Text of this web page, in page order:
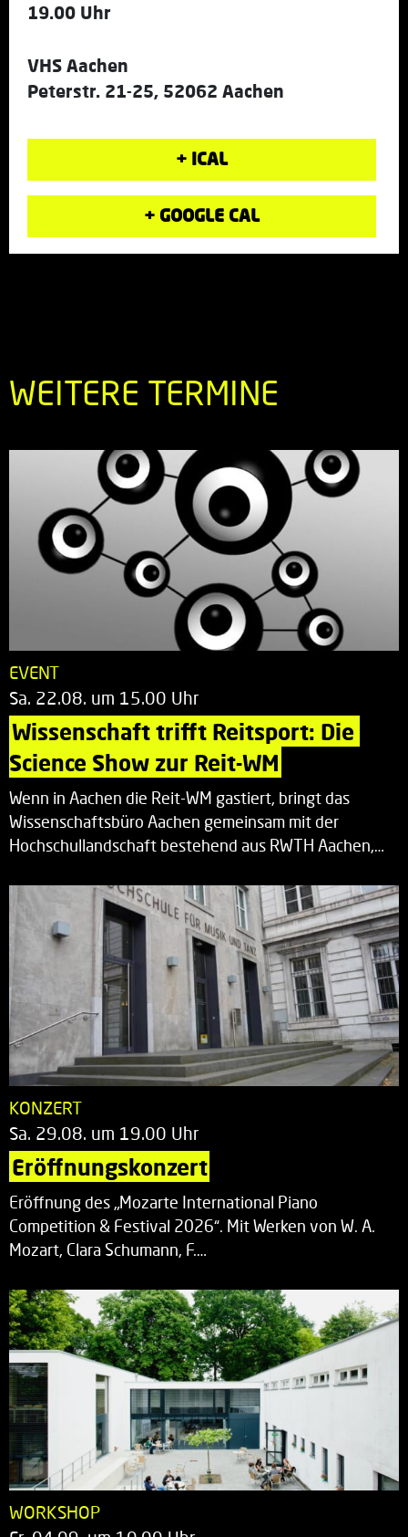
19.00 Uhr
VHS Aachen
Peterstr. 21-25, 52062 Aachen
+ ICAL
+ GOOGLE CAL
WEITERE TERMINE
EVENT
Sa. 22.08. um 15.00 Uhr
Wissenschaft trifft Reitsport: Die
Science Show zur Reit-WM
Wenn in Aachen die Reit-WM gastiert, bringt das
Wissenschaftsbüro Aachen gemeinsam mit der
Hochschullandschaft bestehend aus RWTH Aachen,…
KONZERT
Sa. 29.08. um 19.00 Uhr
Eröffnungskonzert
Eröffnung des „Mozarte International Piano
Competition & Festival 2026“. Mit Werken von W. A.
Mozart, Clara Schumann, F.…
WORKSHOP